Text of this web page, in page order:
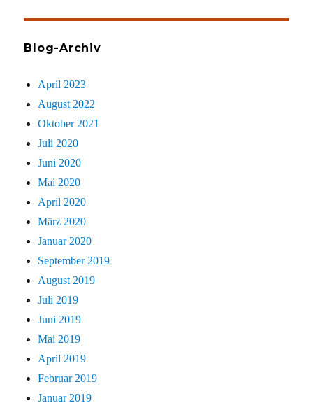
Blog-Archiv
April 2023
August 2022
Oktober 2021
Juli 2020
Juni 2020
Mai 2020
April 2020
März 2020
Januar 2020
September 2019
August 2019
Juli 2019
Juni 2019
Mai 2019
April 2019
Februar 2019
Januar 2019